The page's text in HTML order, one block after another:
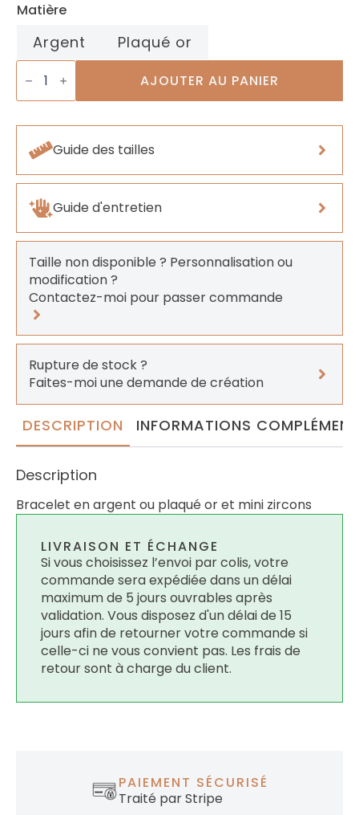
Matière
Argent Plaqué or
quantité
de
Bracelet
Mini
en-
ciel
AJOUTER AU PANIER
Guide des tailles
Guide d'entretien
Taille non disponible ? Personnalisation ou
modification ?
Contactez-moi pour passer commande
Rupture de stock ?
Faites-moi une demande de création
DESCRIPTION INFORMATIONS
Description
Bracelet en argent ou plaqué or et mini zircons
LIVRAISON ET ÉCHANGE
Si vous choisissez l’envoi par colis, votre
commande sera expédiée dans un délai
maximum de 5 jours ouvrables après
validation. Vous disposez d'un délai de 15
jours afin de retourner votre commande si
celle-ci ne vous convient pas. Les frais de
retour sont à charge du client.
PAIEMENT SÉCURISÉ
Traité par Stripe